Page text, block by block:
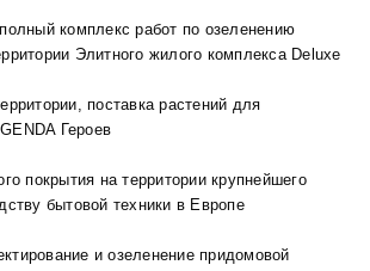
полный комплекс работ по озеленению
Элитного жилого комплекса Deluxe
поставка растений для
Героев
покрытия на территории крупнейшего
бытовой техники в Европе
и озеленение придомовой